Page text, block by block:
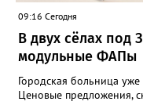
09:16 Сегодня
В двух сёлах под
модульные ФАПы
Городская больница
Ценовые предложения,